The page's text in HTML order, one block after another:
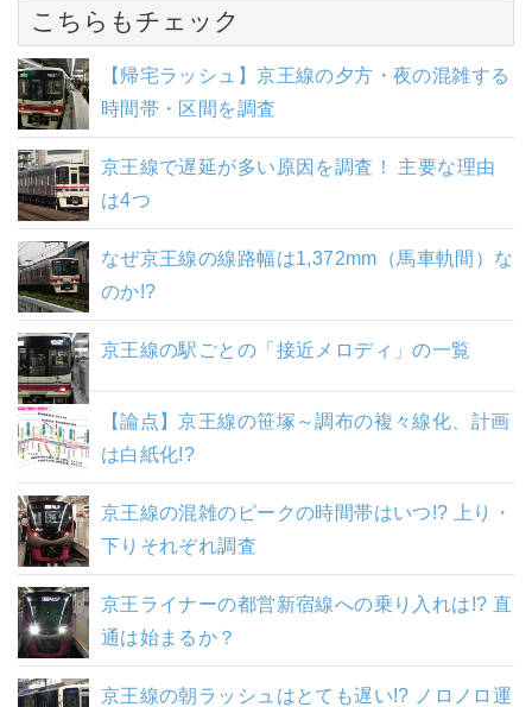
こちらもチェック
【帰宅ラッシュ】京王線の夕方・夜の混雑する
時間帯・区間を調査
京王線で遅延が多い原因を調査！ 主要な理由
は4つ
なぜ京王線の線路幅は1,372mm（馬車軌間）な
のか!?
京王線の駅ごとの「接近メロディ」の一覧
【論点】京王線の笹塚～調布の複々線化、計画
は白紙化!?
京王線の混雑のピークの時間帯はいつ!? 上り・
下りそれぞれ調査
京王ライナーの都営新宿線への乗り入れは!? 直
通は始まるか？
京王線の朝ラッシュはとても遅い!? ノロノロ運